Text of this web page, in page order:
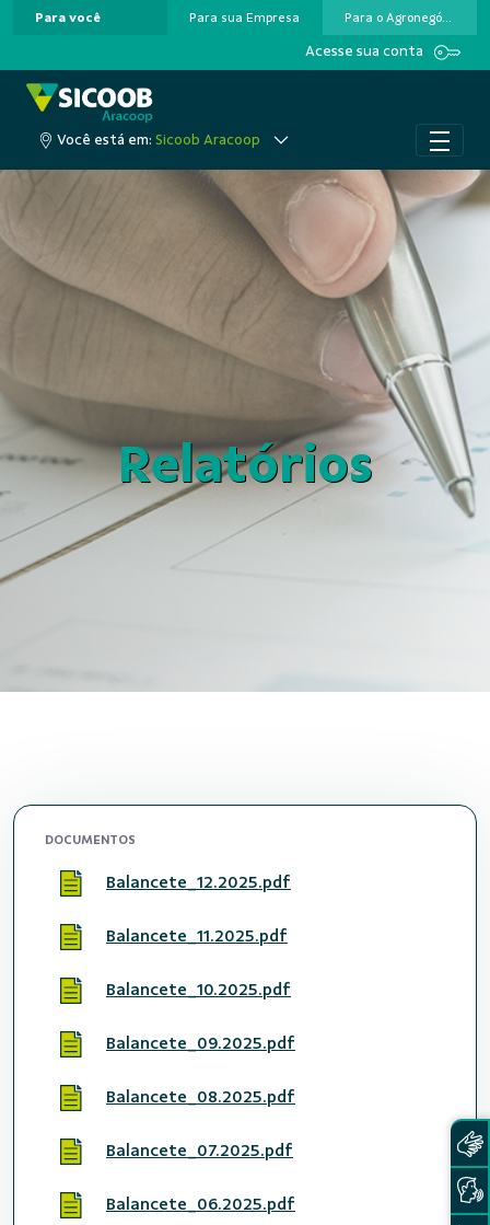
Pular para o Conteúdo principal
Para você Para sua Empresa Para o Agronegócio
Acesse sua conta
Você está em: Sicoob Aracoop
Relatórios
DOCUMENTOS
Balancete_12.2025.pdf
Balancete_11.2025.pdf
Balancete_10.2025.pdf
Balancete_09.2025.pdf
Balancete_08.2025.pdf
Balancete_07.2025.pdf
Balancete_06.2025.pdf